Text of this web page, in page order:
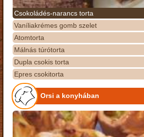
Csokoládés-narancs torta
Vaníliakrémes gomb szelet
Atomtorta
Málnás túrótorta
Dupla csokis torta
Epres csokitorta
Orsi a konyhában